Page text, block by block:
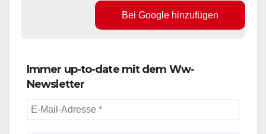
Bei Google hinzufügen
Immer up-to-date mit dem Ww-
Newsletter